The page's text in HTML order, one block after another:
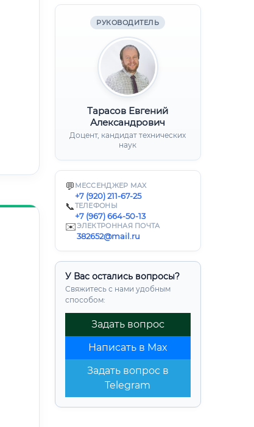
РУКОВОДИТЕЛЬ
Тарасов Евгений
Александрович
Доцент, кандидат технических
наук
💬 МЕССЕНДЖЕР MAX
+7 (920) 211-67-25
📞ТЕЛЕФОНЫ
+7 (967) 664-50-13
✉️ЭЛЕКТРОННАЯ ПОЧТА
382652@mail.ru
У Вас остались вопросы?
Свяжитесь с нами удобным
способом:
Задать вопрос
Написать в Max
Задать вопрос в
Telegram